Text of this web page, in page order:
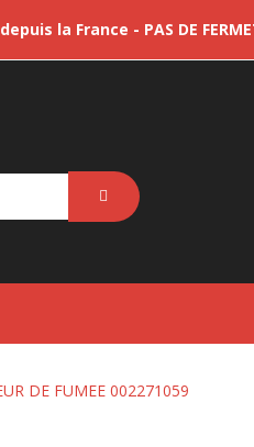
la France - PAS DE
DE FUMEE 002271059